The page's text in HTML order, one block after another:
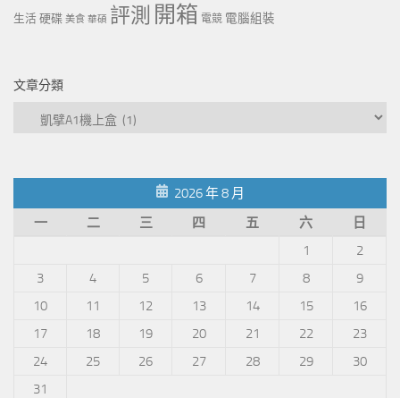
生活 硬碟 美食 華碩 評測 開箱 電競 電腦組裝
文章分類
類
2026 年 8 月
一
二 三 四 五 六
日
1
2
3
4 5 6 7 8
9
10
11 12 13 14 15
16
17
18 19 20 21 22
23
24
25 26 27 28 29
30
31